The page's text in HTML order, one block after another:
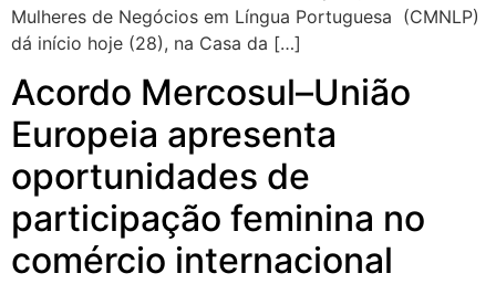
Mulheres de Negócios em Língua Portuguesa (CMNLP)
dá início hoje (28), na Casa da […]
Acordo Mercosul–União
Europeia apresenta
oportunidades de
participação feminina no
comércio internacional